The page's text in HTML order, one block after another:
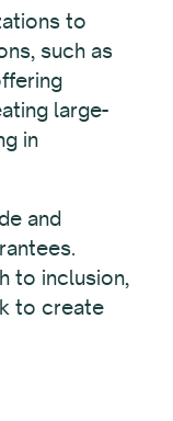
to
such as
large-
in
and
to inclusion,
to create